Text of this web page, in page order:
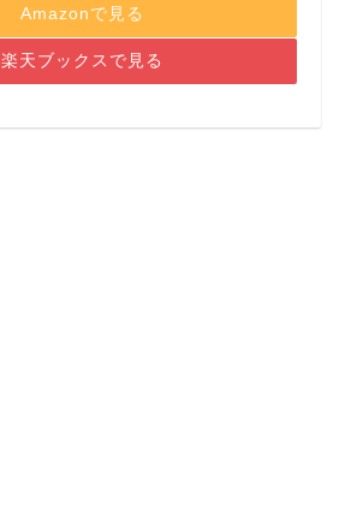
Amazonで見る
楽天ブックスで見る